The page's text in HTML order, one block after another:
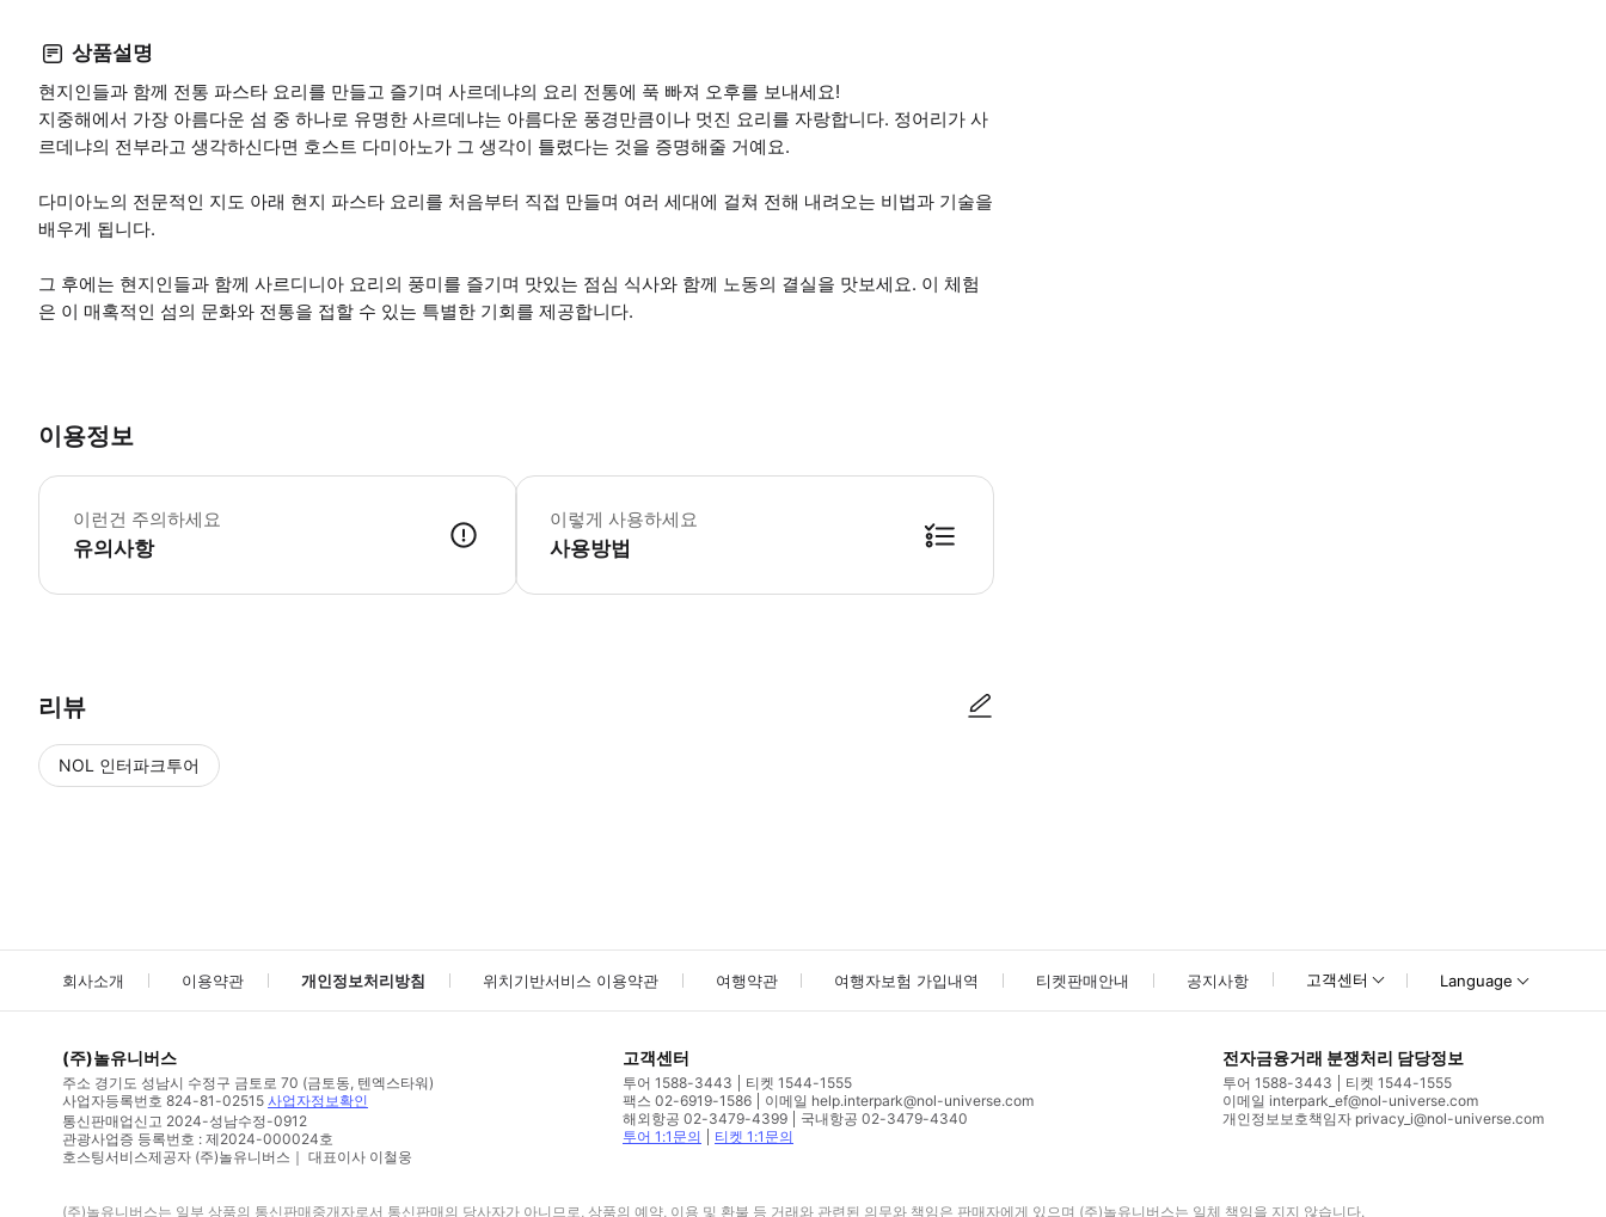
상품설명
현지인들과 함께 전통 파스타 요리를 만들고 즐기며 사르데냐의 요리 전통에 푹 빠져 오후를 보내세요!
지중해에서 가장 아름다운 섬 중 하나로 유명한 사르데냐는 아름다운 풍경만큼이나 멋진 요리를 자랑합니다. 정어리가 사
르데냐의 전부라고 생각하신다면 호스트 다미아노가 그 생각이 틀렸다는 것을 증명해줄 거예요.
다미아노의 전문적인 지도 아래 현지 파스타 요리를 처음부터 직접 만들며 여러 세대에 걸쳐 전해 내려오는 비법과 기술을
배우게 됩니다.
그 후에는 현지인들과 함께 사르디니아 요리의 풍미를 즐기며 맛있는 점심 식사와 함께 노동의 결실을 맛보세요. 이 체험
은 이 매혹적인 섬의 문화와 전통을 접할 수 있는 특별한 기회를 제공합니다.
이용정보
이런건 주의하세요
유의사항
전체 주소는 확인 바우처에 기재되어 있습니다. 음식 제한 사항(알레르기, 특별 식단 등)이 있는 경우 미리 알려 주셔야 합니다. * 소요시간 : 180분 (옵션에
이렇게 사용하세요
사용방법
리뷰
NOL 인터파크투어
회사소개 이용약관 개인정보처리방침 위치기반서비스 이용약관 여행약관 여행자보험 가입내역 티켓판매안내 공지사항 고객센터 Language
(주)놀유니버스
주소 경기도 성남시 수정구 금토로 70 (금토동, 텐엑스타워)
사업자등록번호 824-81-02515 사업자정보확인
통신판매업신고 2024-성남수정-0912
관광사업증 등록번호 : 제2024-000024호
호스팅서비스제공자 (주)놀유니버스｜ 대표이사 이철웅
고객센터
투어 1588-3443
티켓 1544-1555
팩스 02-6919-1586
이메일 help.interpark@nol-universe.com
해외항공 02-3479-4399
국내항공 02-3479-4340
투어 1:1문의
티켓 1:1문의
전자금융거래 분쟁처리 담당정보
투어 1588-3443
티켓 1544-1555
이메일 interpark_ef@nol-universe.com
개인정보보호책임자 privacy_i@nol-universe.com
(주)놀유니버스는 일부 상품의 통신판매중개자로서 통신판매의 당사자가 아니므로, 상품의 예약, 이용 및 환불 등 거래와 관련된 의무와 책임은 판매자에게 있으며 (주)놀유니버스는 일체 책임을 지지 않습니다.